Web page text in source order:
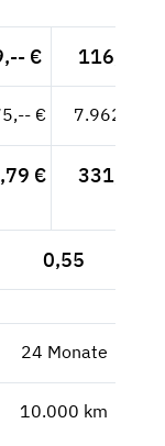
€ 116,81 €
€ 7.962,18 €
€ 331,76 €
0,55
24 Monate
10.000 km